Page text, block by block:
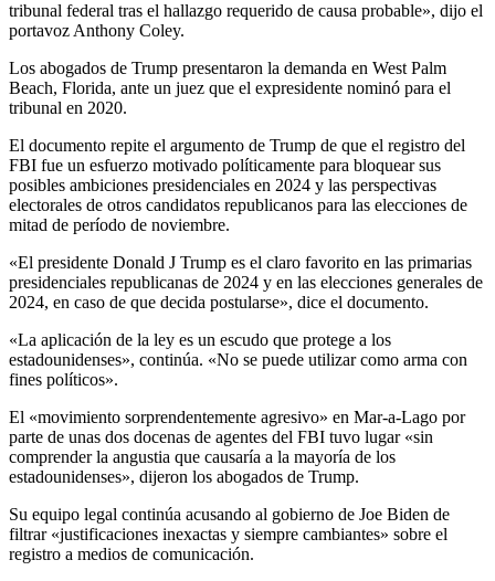
tribunal federal tras el hallazgo requerido de causa probable», dijo el
portavoz Anthony Coley.
Los abogados de Trump presentaron la demanda en West Palm
Beach, Florida, ante un juez que el expresidente nominó para el
tribunal en 2020.
El documento repite el argumento de Trump de que el registro del
FBI fue un esfuerzo motivado políticamente para bloquear sus
posibles ambiciones presidenciales en 2024 y las perspectivas
electorales de otros candidatos republicanos para las elecciones de
mitad de período de noviembre.
«El presidente Donald J Trump es el claro favorito en las primarias
presidenciales republicanas de 2024 y en las elecciones generales de
2024, en caso de que decida postularse», dice el documento.
«La aplicación de la ley es un escudo que protege a los
estadounidenses», continúa. «No se puede utilizar como arma con
fines políticos».
El «movimiento sorprendentemente agresivo» en Mar-a-Lago por
parte de unas dos docenas de agentes del FBI tuvo lugar «sin
comprender la angustia que causaría a la mayoría de los
estadounidenses», dijeron los abogados de Trump.
Su equipo legal continúa acusando al gobierno de Joe Biden de
filtrar «justificaciones inexactas y siempre cambiantes» sobre el
registro a medios de comunicación.